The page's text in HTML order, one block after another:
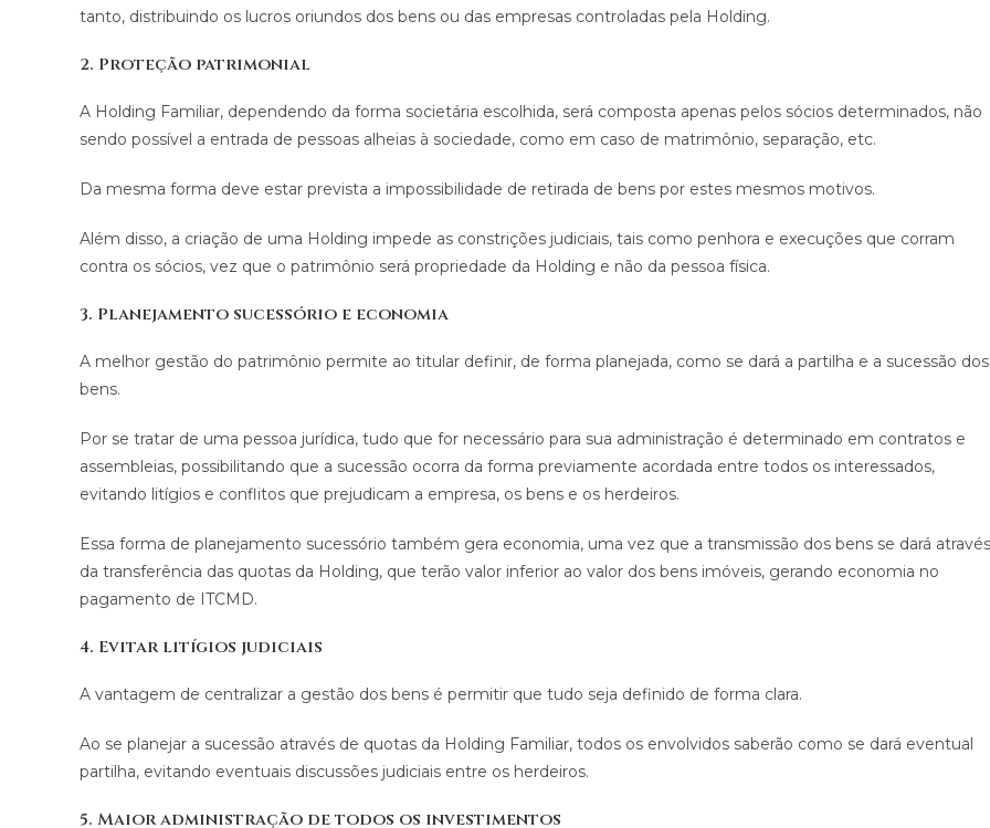
tanto, distribuindo os lucros oriundos dos bens ou das empresas controladas pela Holding.
2. Proteção patrimonial
A Holding Familiar, dependendo da forma societária escolhida, será composta apenas pelos sócios determinados, não
sendo possível a entrada de pessoas alheias à sociedade, como em caso de matrimônio, separação, etc.
Da mesma forma deve estar prevista a impossibilidade de retirada de bens por estes mesmos motivos.
Além disso, a criação de uma Holding impede as constrições judiciais, tais como penhora e execuções que corram
contra os sócios, vez que o patrimônio será propriedade da Holding e não da pessoa física.
3. Planejamento sucessório e economia
A melhor gestão do patrimônio permite ao titular definir, de forma planejada, como se dará a partilha e a sucessão dos
bens.
Por se tratar de uma pessoa jurídica, tudo que for necessário para sua administração é determinado em contratos e
assembleias, possibilitando que a sucessão ocorra da forma previamente acordada entre todos os interessados,
evitando litígios e conflitos que prejudicam a empresa, os bens e os herdeiros.
Essa forma de planejamento sucessório também gera economia, uma vez que a transmissão dos bens se dará através
da transferência das quotas da Holding, que terão valor inferior ao valor dos bens imóveis, gerando economia no
pagamento de ITCMD.
4. Evitar litígios judiciais
A vantagem de centralizar a gestão dos bens é permitir que tudo seja definido de forma clara.
Ao se planejar a sucessão através de quotas da Holding Familiar, todos os envolvidos saberão como se dará eventual
partilha, evitando eventuais discussões judiciais entre os herdeiros.
5. Maior administração de todos os investimentos